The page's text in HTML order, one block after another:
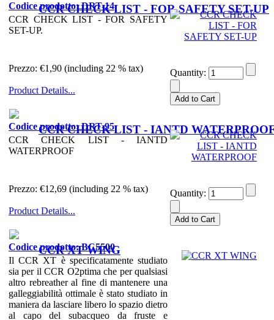
CCR CHECK LIST - FOR SAFETY SET-UP
Codice prodotto: DRT-14
CCR CHECK LIST - FOR SAFETY
SET-UP.
Prezzo: €1,90 (including 22 % tax)
Product Details...
Quantity:
CCR CHECK LIST - IANTD
Codice prodotto: DRT-95
CCR CHECK LIST - IANTD
WATERPROOF
Prezzo: €12,69 (including 22 % tax)
Product Details...
Quantity:
CCR XT WING
Codice prodotto: BC5500
Il CCR XT è specificatamente studiato
sia per il CCR O2ptima che per qualsiasi
altro rebreather al fine di mantenere una
galleggiabilità ottimale è stato studiato in
maniera da lasciare libero lo spazio dietro
al capo del subacqueo da fruste e